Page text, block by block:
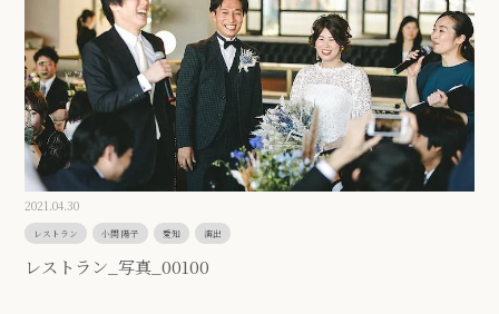
2021.04.30
レストラン 小関 陽子 愛知 演出
レストラン_写真_00100